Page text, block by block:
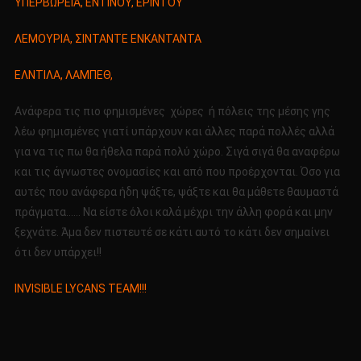
ΛΕΜΟΥΡΙΑ, ΣΙΝΤΑΝΤΕ ΕΝΚΑΝΤΑΝΤΑ
ΕΛΝΤΙΛΑ, ΛΑΜΠΕΘ,
Ανάφερα τις πιο φημισμένες χώρες ή πόλεις της μέσης γης
λέω φημισμένες γιατί υπάρχουν και άλλες παρά πολλές αλλά
για να τις πω θα ήθελα παρά πολύ χώρο. Σιγά σιγά θα αναφέρω
και τις άγνωστες ονομασίες και από που προέρχονται. Όσο για
αυτές που ανάφερα ήδη ψάξτε, ψάξτε και θα μάθετε θαυμαστά
πράγματα…… Να είστε όλοι καλά μέχρι την άλλη φορά και μην
ξεχνάτε. Άμα δεν πιστευτέ σε κάτι αυτό το κάτι δεν σημαίνει
ότι δεν υπάρχει!!
INVISIBLE LYCANS TEAM!!!